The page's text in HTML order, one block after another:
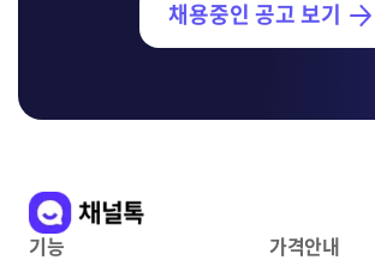
채용중인 공고 보기
기능
가격안내